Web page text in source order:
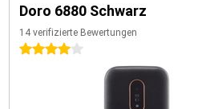
Doro 6880 Schwarz
14 verifizierte Bewertungen
4 Sterne